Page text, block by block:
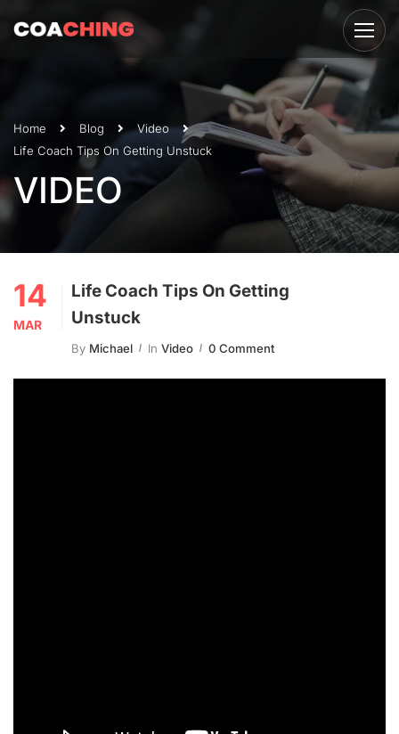
Home Blog
Video
Life Coach Tips On Getting Unstuck
VIDEO
14
MAR
Life Coach Tips On Getting
Unstuck
By Michael In Video 0 Comment